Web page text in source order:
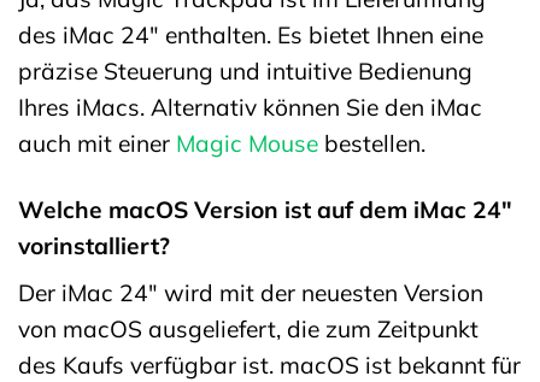
des iMac 24″ enthalten. Es bietet Ihnen eine
präzise Steuerung und intuitive Bedienung
Ihres iMacs. Alternativ können Sie den iMac
auch mit einer Magic Mouse bestellen.
Welche macOS Version ist auf dem iMac 24″
vorinstalliert?
Der iMac 24″ wird mit der neuesten Version
von macOS ausgeliefert, die zum Zeitpunkt
des Kaufs verfügbar ist. macOS ist bekannt für